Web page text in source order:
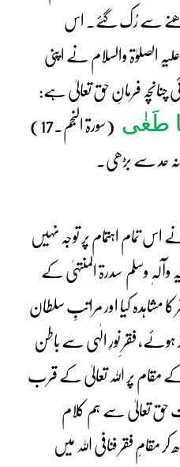
سے رُک گئے۔ اس
الصلوٰۃ والسلام نے اپنی
چنانچہ فرمانِ حق تعالیٰ ہے:
طَغٰی (سورۃ النجم۔17)
حد سے بڑھی۔
اس تمام اہتمام پر توجہ نہیں
وسلم سدرۃ المنتہیٰ کے
مشاہدہ کیا اور مراتبِ سلطان
فقرِ نورِ الٰہی سے باطن
کے مقام پر اللہ تعالیٰ کے قرب
تعالیٰ سے ہم کلام
فقر فنافی اللہ میں